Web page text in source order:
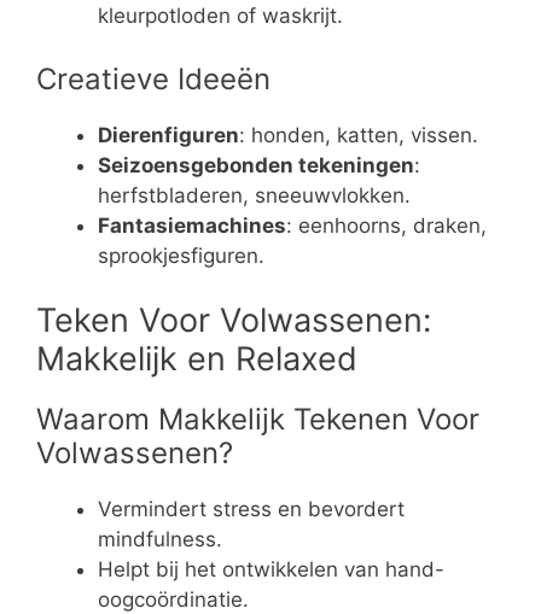
kleurpotloden of waskrijt.
Creatieve Ideeën
Dierenfiguren: honden, katten, vissen.
Seizoensgebonden tekeningen:
herfstbladeren, sneeuwvlokken.
Fantasiemachines: eenhoorns, draken,
sprookjesfiguren.
Teken Voor Volwassenen:
Makkelijk en Relaxed
Waarom Makkelijk Tekenen Voor
Volwassenen?
Vermindert stress en bevordert
mindfulness.
Helpt bij het ontwikkelen van hand-
oogcoördinatie.